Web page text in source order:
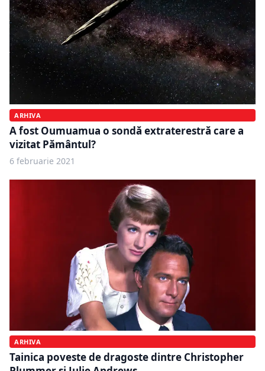
ARHIVA
A fost Oumuamua o sondă extraterestră care a
vizitat Pământul?
6 februarie 2021
ARHIVA
Tainica poveste de dragoste dintre Christopher